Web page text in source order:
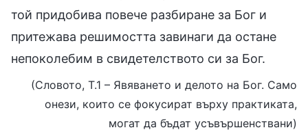
той придобива повече разбиране за Бог и
притежава решимостта завинаги да остане
непоколебим в свидетелството си за Бог.
(Словото, Т.1 – Явяването и делото на Бог. Само
онези, които се фокусират върху практиката,
могат да бъдат усъвършенствани)